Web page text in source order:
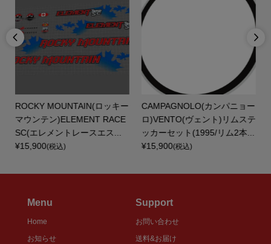

ROCKY MOUNTAIN(ロッキー
マウンテン)ELEMENT RACE
SC(エレメントレースエス...
¥15,900(税込)
CAMPAGNOLO(カンパニョー
ロ)VENTO(ヴェント)リムステ
ッカーセット(1995/リム2本...
¥15,900(税込)

Menu
Home
お知らせ
Support
お問い合わせ
送料&お届け